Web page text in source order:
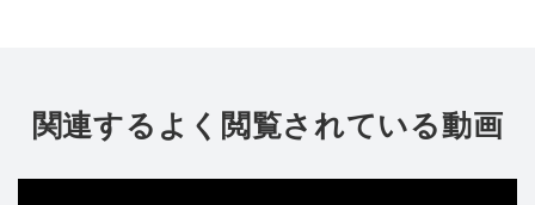
関連するよく閲覧されている動画